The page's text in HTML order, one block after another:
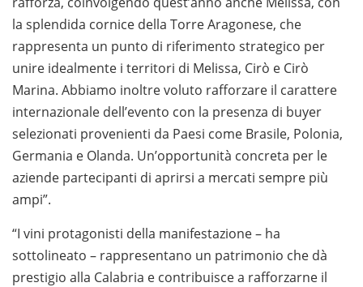
la splendida cornice della Torre Aragonese, che
rappresenta un punto di riferimento strategico per
unire idealmente i territori di Melissa, Cirò e Cirò
Marina. Abbiamo inoltre voluto rafforzare il carattere
internazionale dell’evento con la presenza di buyer
selezionati provenienti da Paesi come Brasile, Polonia,
Germania e Olanda. Un’opportunità concreta per le
aziende partecipanti di aprirsi a mercati sempre più
ampi”.
“I vini protagonisti della manifestazione – ha
sottolineato – rappresentano un patrimonio che dà
prestigio alla Calabria e contribuisce a rafforzarne il